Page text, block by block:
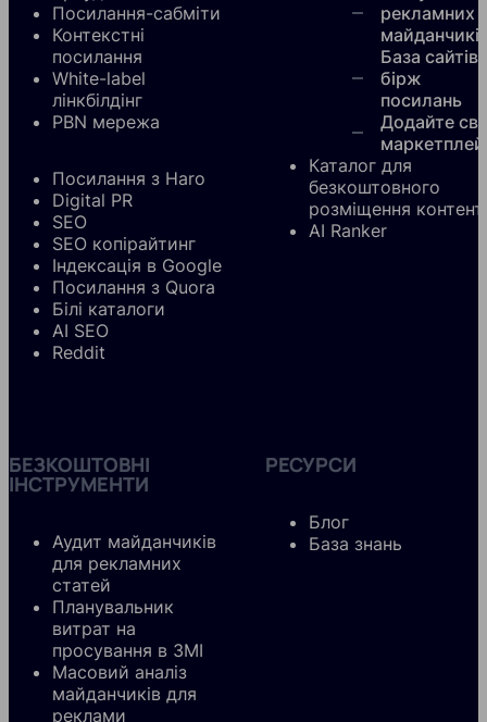
Посилання-сабміти
Контекстні
посилання
White-label
лінкбілдінг
PBN мережа
Посилання з Haro
Digital PR
SEO
SEO копірайтинг
Індексація в Google
Посилання з Quora
Білі каталоги
AI SEO
Reddit
рекламних
База сайтів
бірж
посилань
Додайте
Каталог для
безкоштовного
розміщення
AI Ranker
БЕЗКОШТОВНІ
ІНСТРУМЕНТИ
Аудит майданчиків
для рекламних
статей
Планувальник
витрат на
просування в ЗМІ
Масовий аналіз
майданчиків для
реклами
РЕСУРСИ
Блог
База знань